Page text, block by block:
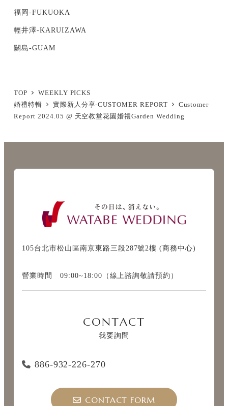
福岡-FUKUOKA
輕井澤-KARUIZAWA
關島-GUAM
TOP
WEEKLY PICKS
婚禮特輯
實際新人分享-CUSTOMER REPORT
Customer
Report 2024.05 @ 天空教堂花園婚禮Garden Wedding
105台北市松山區南京東路三段287號2樓 (商務中心)
營業時間 09:00~18:00（線上諮詢敬請預約）
CONTACT
我要詢問
886-932-226-270
CONTACT FORM